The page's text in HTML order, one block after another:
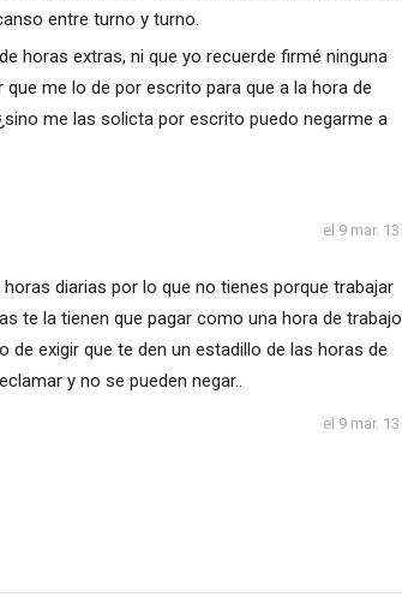
entre turno y turno.
horas extras, ni que yo recuerde firmé ninguna
me lo de por escrito para que a la hora de
me las solicta por escrito puedo negarme a
el 9 mar. 13
diarias por lo que no tienes porque trabajar
te la tienen que pagar como una hora de trabajo
exigir que te den un estadillo de las horas de
y no se pueden negar..
el 9 mar. 13